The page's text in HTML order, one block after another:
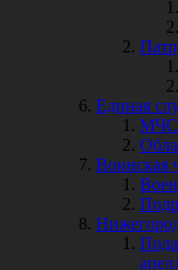
Единая
МЧС
Воинская